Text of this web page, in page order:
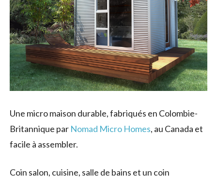
Une micro maison durable, fabriqués en Colombie-
Britannique par Nomad Micro Homes, au Canada et
facile à assembler.
Coin salon, cuisine, salle de bains et un coin